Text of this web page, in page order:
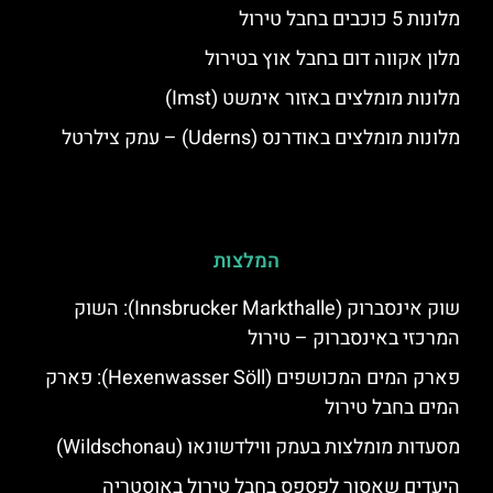
מלונות 5 כוכבים בחבל טירול
מלון אקווה דום בחבל אוץ בטירול
מלונות מומלצים באזור אימשט (Imst)
מלונות מומלצים באודרנס (Uderns) – עמק צילרטל
המלצות
שוק אינסברוק (Innsbrucker Markthalle): השוק
המרכזי באינסברוק – טירול
פארק המים המכושפים (Hexenwasser Söll): פארק
המים בחבל טירול
מסעדות מומלצות בעמק ווילדשונאו (Wildschonau)